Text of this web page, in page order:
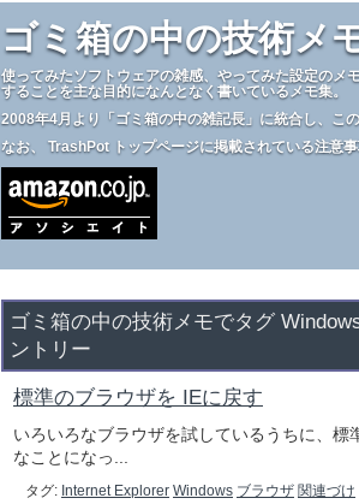
ゴミ箱の中の技術メ
使ってみたソフトウェアの雑感、やってみた設定のメ
することを主な目的になんとなく書いているメモ集。
2008年4月より
「ゴミ箱の中の雑記長」 に統合し、こ
なお、 TrashPot トップページに掲載されている注意
ゴミ箱の中の技術メモでタグ
ントリー
標準のブラウザを IEに戻す
いろいろなブラウザを試しているうちに、標
なことになっ...
タグ: Internet Explorer Windows ブラウザ 関連づけ